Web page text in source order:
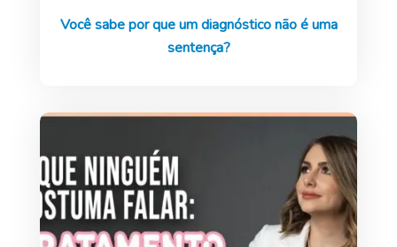
Você sabe por que um diagnóstico não é uma
sentença?